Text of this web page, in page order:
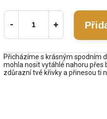
Přicházíme s krásným spodním
mohla nosit vytáhlé nahoru přes
zdůrazní tvé křivky a přinesou ti